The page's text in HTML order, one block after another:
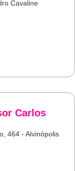
Cavaline
Carlos
464 - Alvinópolis